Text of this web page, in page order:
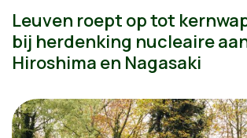
Leuven roept op tot
bij herdenking nucleaire
Hiroshima en Nagasaki